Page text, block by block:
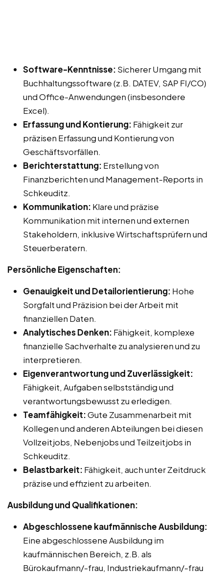
Software-Kenntnisse: Sicherer Umgang mit
Buchhaltungssoftware (z.B. DATEV, SAP FI/CO)
und Office-Anwendungen (insbesondere
Excel).
Erfassung und Kontierung: Fähigkeit zur
präzisen Erfassung und Kontierung von
Geschäftsvorfällen.
Berichterstattung: Erstellung von
Finanzberichten und Management-Reports in
Schkeuditz.
Kommunikation: Klare und präzise
Kommunikation mit internen und externen
Stakeholdern, inklusive Wirtschaftsprüfern und
Steuerberatern.
Persönliche Eigenschaften:
Genauigkeit und Detailorientierung: Hohe
Sorgfalt und Präzision bei der Arbeit mit
finanziellen Daten.
Analytisches Denken: Fähigkeit, komplexe
finanzielle Sachverhalte zu analysieren und zu
interpretieren.
Eigenverantwortung und Zuverlässigkeit:
Fähigkeit, Aufgaben selbstständig und
verantwortungsbewusst zu erledigen.
Teamfähigkeit:Gute Zusammenarbeit mit
Kollegen und anderen Abteilungen bei diesen
Vollzeitjobs, Nebenjobs und Teilzeitjobs in
Schkeuditz.
Belastbarkeit: Fähigkeit, auch unter Zeitdruck
präzise und effizient zu arbeiten.
Ausbildung und Qualifikationen:
Abgeschlossene kaufmännische Ausbildung:
Eine abgeschlossene Ausbildung im
kaufmännischen Bereich, z.B. als
Bürokaufmann/-frau, Industriekaufmann/-frau